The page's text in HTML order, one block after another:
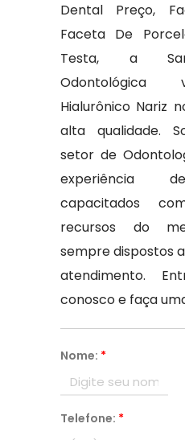
Dental Preço,
Faceta De
Testa, a
Odontológica
Hialurônico Nariz
alta qualidade.
setor de
experiência
capacitados
recursos do
sempre dispostos
atendimento.
conosco e faça
Nome: *
Telefone: *